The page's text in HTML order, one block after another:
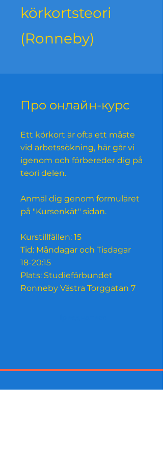
körkortsteori​
(Ronneby)
Про онлайн-курс
Ett körkort är ofta ett måste
vid arbetssökning, här går vi
igenom och förbereder dig på
teori delen.
Anmäl dig genom formuläret
på "Kursenkät" sidan.
Kurstillfällen: 15
Tid: Måndagar och Tisdagar
18-20:15
Plats: Studieförbundet
Ronneby Västra Torggatan 7